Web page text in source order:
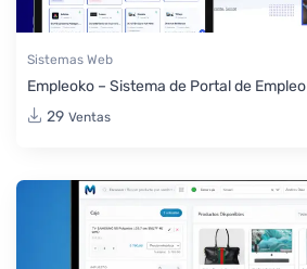
Sistemas Web
Empleoko – Sistema de Portal de Empleo
29 Ventas